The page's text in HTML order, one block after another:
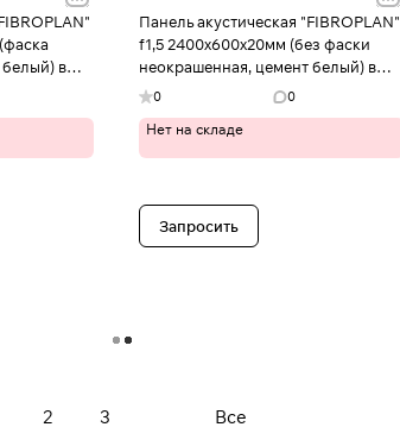
в
Панель акустическая "FIBROPLAN"
f1,5 2400х600х20мм (без фаски
неокрашенная, цемент белый) в
Иваново
0 0
Нет на складе
Запросить
Загрузить еще
2 3 Все